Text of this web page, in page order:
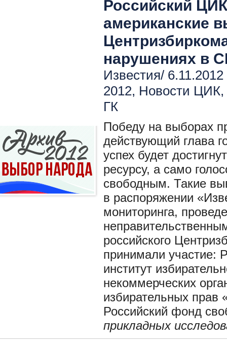
Российский
американские
нарушениях в
Известия/
2012, Новости ЦИК,
ГК
Победу на выборах
действующий глава
успех будет
ресурсу, а само
свободным. Такие
в распоряжении
мониторинга,
российского
принимали участие:
институт
некоммерческих
избирательных прав
Российский фонд
прикладных